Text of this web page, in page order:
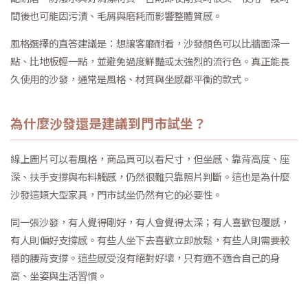
間後也可能因污漬、毛屑與磨耗而影響整體質感。
風格選擇的直答建議是：想讓客廳耐看，沙發顏色可以比牆面深一
點、比地板輕一點，並避免過度鮮豔或太強烈的流行色。真正能長
久使用的沙發，通常是風格、材質與坐感都平衡的款式。
為什麼沙發還是建議到門市試坐？
線上圖片可以看風格，商品頁可以看尺寸，但坐感、靠背高度、座
深、扶手支撐與布料觸感，仍然很難只靠照片判斷。這也是為什麼
沙發這類大型家具，門市試坐仍然有它的必要性。
同一張沙發，有人覺得剛好，有人會覺得太深；有人喜歡包覆感，
有人則偏好支撐感。有些人坐下去喜歡立即放鬆，有些人則需要較
穩的腰背支撐。這些感受沒有絕對好壞，只有適不適合自己的身
高、坐姿與生活習慣。